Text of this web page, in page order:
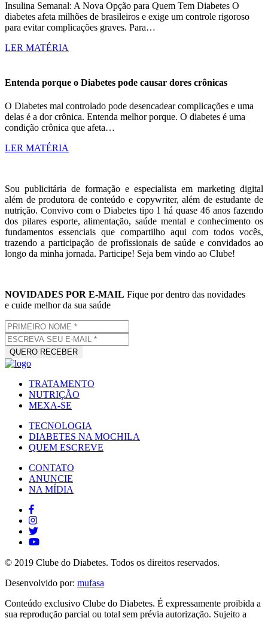
Insulina Semanal: A Nova Opção para Quem Tem Diabetes O
diabetes afeta milhões de brasileiros e exige um controle rigoroso
para evitar complicações graves. Para…
LER MATÉRIA
Entenda porque o Diabetes pode causar dores crônicas
O Diabetes mal controlado pode desencadear complicações e uma
delas é a dor crônica. Entenda melhor porque. O diabetes é uma
condição crônica que afeta…
LER MATÉRIA
Sou publicitária de formação e especialista em marketing digital
além de produtora de conteúdo e copywriter, além de estudante de
nutrição. Convivo com o Diabetes tipo 1 há quase 46 anos fazendo
dos pilares esporte, alimentação, saúde mental e conhecimento os
fundamentos essenciais que compartilho aqui com todos vocês,
trazendo a participação de profissionais de saúde e convidados ao
longo da minha jornada. Participe! Seja bem vindo ao Clube!
NOVIDADES POR E-MAIL Fique por dentro das novidades
e cuide melhor da sua saúde
TRATAMENTO
NUTRIÇÃO
MEXA-SE
TECNOLOGIA
DIABETES NA MOCHILA
QUEM ESCREVE
CONTATO
ANUNCIE
NA MÍDIA
© 2019 Clube do Diabetes. Todos os direitos reservados.
Desenvolvido por: mufasa
Conteúdo exclusivo Clube do Diabetes. É expressamente proibida a
sua reprodução parcial ou total sem prévia autorização. Sujeito a